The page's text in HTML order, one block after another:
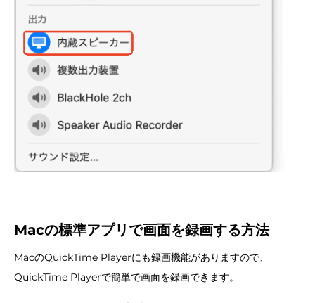
Macの標準アプリで画面を録画する方法
MacのQuickTime Playerにも録画機能がありますので、
QuickTime Playerで簡単で画面を録画できます。